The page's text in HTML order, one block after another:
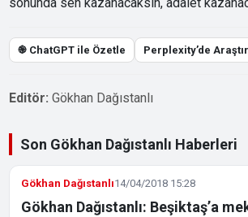
֎ ChatGPT ile Özetle Perplexity’de Araştır
Editör: Gökhan Dağıstanlı
Son Gökhan Dağıstanlı Haberleri
Gökhan Dağıstanlı14/04/2018 15:28
Gökhan Dağıstanlı: Beşiktaş’a